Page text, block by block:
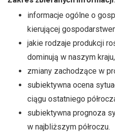
informacje ogólne o
kierującej
jakie rodzaje produkcji
dominują w naszym kraju,
zmiany zachodzące w
subiektywna ocena
ciągu ostatniego
subiektywna prognoza
w najbliższym półroczu.